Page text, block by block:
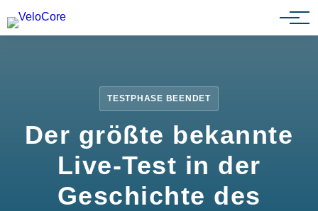
Partnerprogramm
TESTPHASE BEENDET
Der größte bekannte
Live-Test in der
Geschichte des